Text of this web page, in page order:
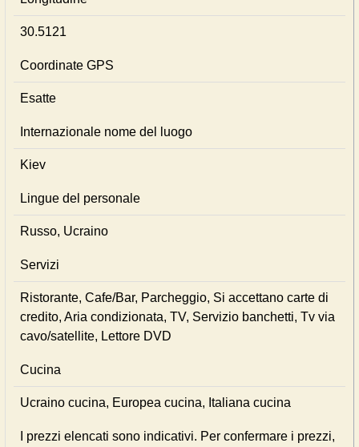
30.5121
Coordinate GPS
Esatte
Internazionale nome del luogo
Kiev
Lingue del personale
Russo, Ucraino
Servizi
Ristorante, Cafe/Bar, Parcheggio, Si accettano carte di
credito, Aria condizionata, TV, Servizio banchetti, Tv via
cavo/satellite, Lettore DVD
Cucina
Ucraino cucina, Europea cucina, Italiana cucina
I prezzi elencati sono indicativi. Per confermare i prezzi,